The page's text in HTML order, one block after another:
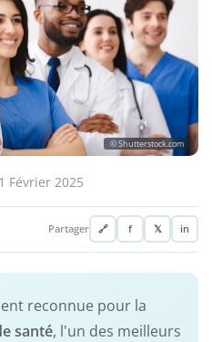
© Shutterstock.com
Février 2025
Partager 🔗 f 𝕏 in
reconnue pour la
santé, l'un des meilleurs